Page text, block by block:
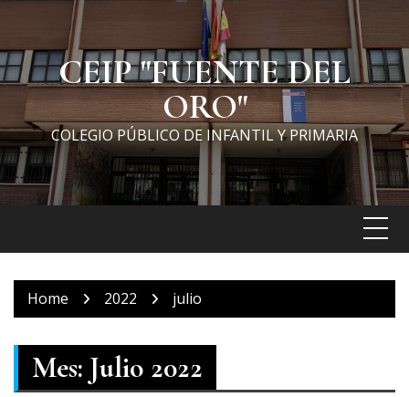
content CEIP "FUENTE DEL
ORO"
COLEGIO PÚBLICO DE INFANTIL Y PRIMARIA
Home 2022 julio
Mes: Julio 2022